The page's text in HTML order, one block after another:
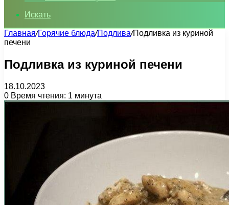
Искать
Главная/Горячие блюда/Подлива/Подливка из куриной
печени
Подливка из куриной печени
18.10.2023
0 Время чтения: 1 минута